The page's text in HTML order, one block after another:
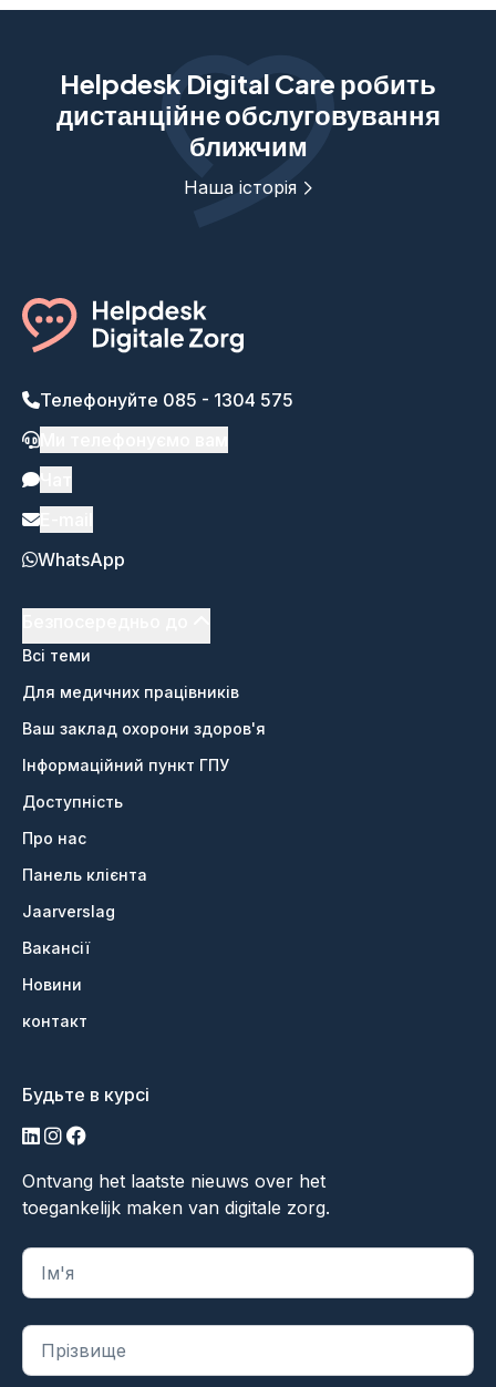
Helpdesk Digital Care робить
дистанційне обслуговування
ближчим
Наша історія
Телефонуйте 085 - 1304 575
WhatsApp
Всі теми
Для медичних працівників
Ваш заклад охорони здоров'я
Інформаційний пункт ГПУ
Доступність
Про нас
Панель клієнта
Jaarverslag
Вакансії
Новини
контакт
Будьте в курсі
LinkedIn
Інстаграм
Фейсбук
Ontvang het laatste nieuws over het
toegankelijk maken van digitale zorg.
"*" вказує на обов'язкові поля